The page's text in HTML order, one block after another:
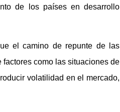
de los países en desarrollo
el camino de repunte de las
como las situaciones de
volatilidad en el mercado,